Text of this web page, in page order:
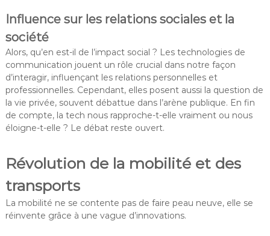
Influence sur les relations sociales et la
société
Alors, qu’en est-il de l’impact social ? Les technologies de
communication jouent un rôle crucial dans notre façon
d’interagir, influençant les relations personnelles et
professionnelles. Cependant, elles posent aussi la question de
la vie privée, souvent débattue dans l’arène publique. En fin
de compte, la tech nous rapproche-t-elle vraiment ou nous
éloigne-t-elle ? Le débat reste ouvert.
Révolution de la mobilité et des
transports
La mobilité ne se contente pas de faire peau neuve, elle se
réinvente grâce à une vague d’innovations.